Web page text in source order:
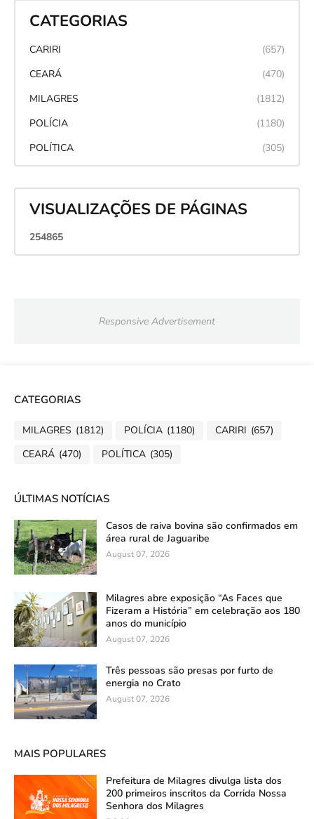
CATEGORIAS
CARIRI
(657)
CEARÁ
(470)
MILAGRES
(1812)
POLÍCIA
(1180)
POLÍTICA
(305)
VISUALIZAÇÕES DE PÁGINAS
254865
Responsive Advertisement
CATEGORIAS
MILAGRES (1812) POLÍCIA (1180) CARIRI (657)
CEARÁ (470) POLÍTICA (305)
ÚLTIMAS NOTÍCIAS
Casos de raiva bovina são confirmados em
área rural de Jaguaribe
August 07, 2026
Milagres abre exposição “As Faces que
Fizeram a História” em celebração aos 180
anos do município
August 07, 2026
Três pessoas são presas por furto de
energia no Crato
August 07, 2026
MAIS POPULARES
Prefeitura de Milagres divulga lista dos
200 primeiros inscritos da Corrida Nossa
Senhora dos Milagres